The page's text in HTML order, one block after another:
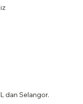
dan Selangor.